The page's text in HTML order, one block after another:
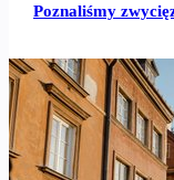
Poznaliśmy